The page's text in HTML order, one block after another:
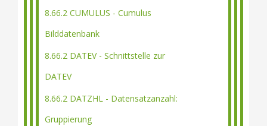
8.66.2 CUMULUS - Cumulus
Bilddatenbank
8.66.2 DATEV - Schnittstelle zur
DATEV
8.66.2 DATZHL - Datensatzanzahl:
Gruppierung